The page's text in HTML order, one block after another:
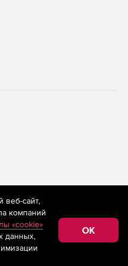
применяются
технологии
сбора,
относящихся к
«Интернет»,
Федерации)
веб-сайт,
компаний
«cookie»
данных,
OK